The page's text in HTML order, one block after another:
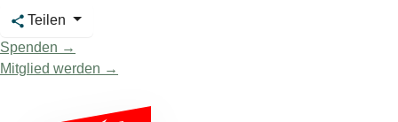
Teilen
Spenden →
Mitglied werden →